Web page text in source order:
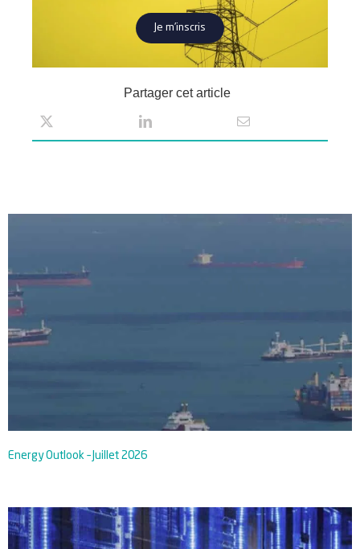
Je m’inscris
Partager cet article
Energy Outlook – Juillet 2026